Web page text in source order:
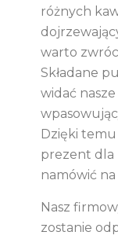
różnych
warto
Składane
widać
Dzięki
prezent dla
namówić
Nasz
zostanie